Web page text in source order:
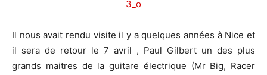
Il nous avait rendu visite il y a quelques années à Nice et
il sera de retour le 7 avril , Paul Gilbert un des plus
grands maitres de la guitare électrique (Mr Big, Racer